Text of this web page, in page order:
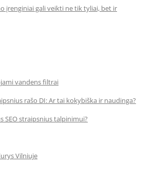
įrenginiai gali veikti ne tik tyliai, bet ir
vandens filtrai
rašo DI: Ar tai kokybiška ir naudinga?
SEO straipsnius talpinimui?
Vilniuje